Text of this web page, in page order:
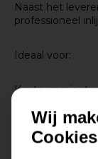
Naast het
professioneel
Ideaal voor:
Zorginstellingen
Retailketens
Exposities
Wij
Cookies